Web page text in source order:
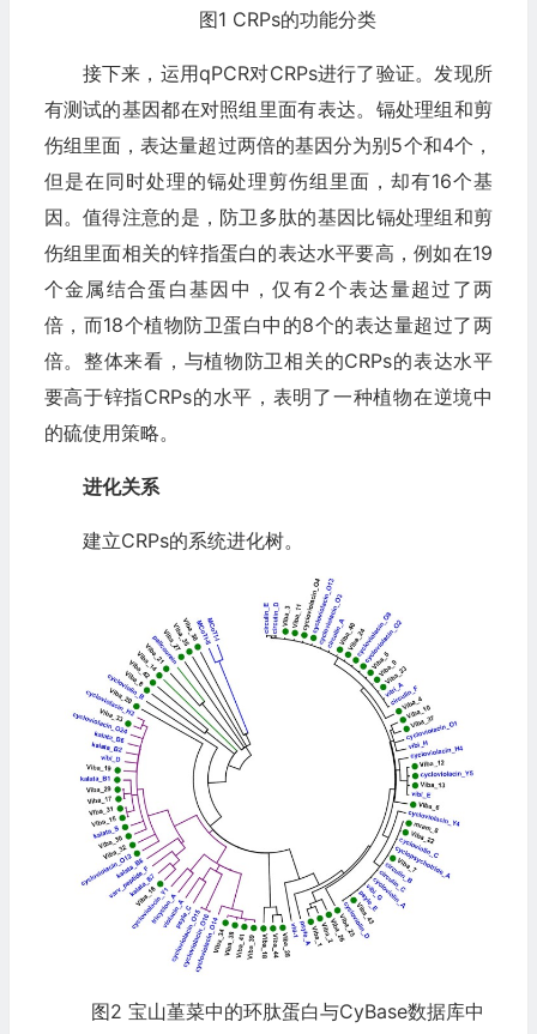
图1 CRPs的功能分类
接下来，运用qPCR对CRPs进行了验证。发现所
有测试的基因都在对照组里面有表达。镉处理组和剪
伤组里面，表达量超过两倍的基因分为别5个和4个，
但是在同时处理的镉处理剪伤组里面，却有16个基
因。值得注意的是，防卫多肽的基因比镉处理组和剪
伤组里面相关的锌指蛋白的表达水平要高，例如在19
个金属结合蛋白基因中，仅有2个表达量超过了两
倍，而18个植物防卫蛋白中的8个的表达量超过了两
倍。整体来看，与植物防卫相关的CRPs的表达水平
要高于锌指CRPs的水平，表明了一种植物在逆境中
的硫使用策略。
进化关系
建立CRPs的系统进化树。
图2 宝山堇菜中的环肽蛋白与CyBase数据库中